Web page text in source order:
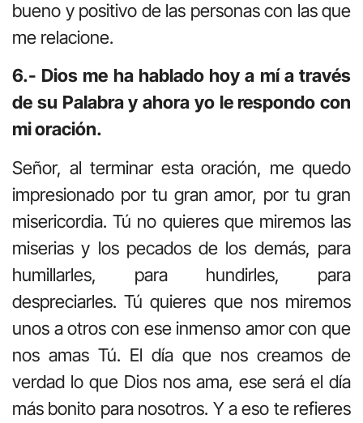
bueno y positivo de las personas con las que
me relacione.
6.- Dios me ha hablado hoy a mí a través
de su Palabra y ahora yo le respondo con
mi oración.
Señor, al terminar esta oración, me quedo
impresionado por tu gran amor, por tu gran
misericordia. Tú no quieres que miremos las
miserias y los pecados de los demás, para
humillarles, para hundirles, para
despreciarles. Tú quieres que nos miremos
unos a otros con ese inmenso amor con que
nos amas Tú. El día que nos creamos de
verdad lo que Dios nos ama, ese será el día
más bonito para nosotros. Y a eso te refieres